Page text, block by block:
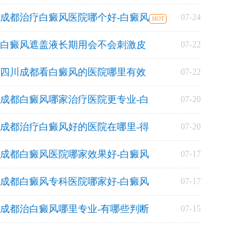
成都治疗白癜风医院哪个好-白癜风 07-24
白癜风遮盖液长期用会不会刺激皮 07-22
四川成都看白癜风的医院哪里有效 07-22
成都白癜风哪家治疗医院更专业-白 07-20
成都治疗白癜风好的医院在哪里-得 07-20
成都白癜风医院哪家效果好-白癜风 07-17
成都白癜风专科医院哪家好-白癜风 07-17
成都治白癜风哪里专业-有哪些判断 07-15